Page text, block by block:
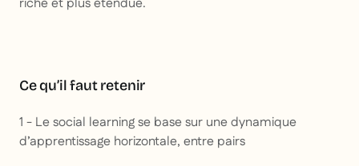
riche et plus étendue.
Ce qu’il faut retenir
1 - Le social learning se base sur une dynamique
d’apprentissage horizontale, entre pairs